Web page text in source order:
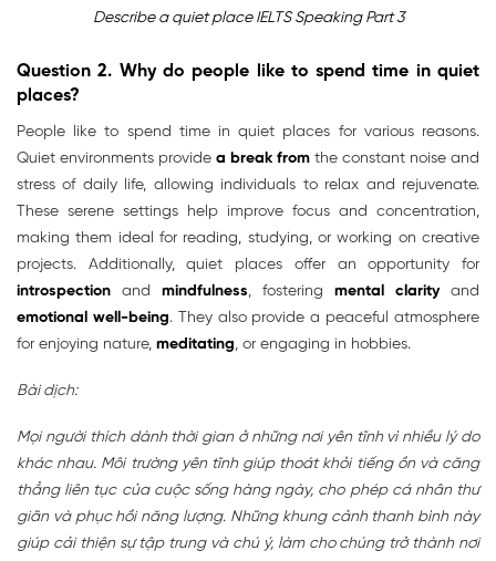
Describe a quiet place IELTS Speaking Part 3
Question 2. Why do people like to spend time in quiet
places?
People like to spend time in quiet places for various reasons.
Quiet environments provide a break from the constant noise and
stress of daily life, allowing individuals to relax and rejuvenate.
These serene settings help improve focus and concentration,
making them ideal for reading, studying, or working on creative
projects. Additionally, quiet places offer an opportunity for
introspection and mindfulness, fostering mental clarity and
emotional well-being. They also provide a peaceful atmosphere
for enjoying nature, meditating, or engaging in hobbies.
Bài dịch:
Mọi người thích dành thời gian ở những nơi yên tĩnh vì nhiều lý do
khác nhau. Môi trường yên tĩnh giúp thoát khỏi tiếng ồn và căng
thẳng liên tục của cuộc sống hàng ngày, cho phép cá nhân thư
giãn và phục hồi năng lượng. Những khung cảnh thanh bình này
giúp cải thiện sự tập trung và chú ý, làm cho chúng trở thành nơi